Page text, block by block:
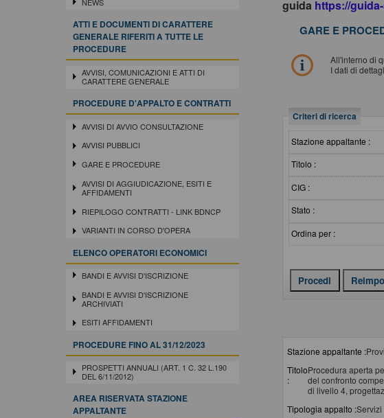
ATTI E DOCUMENTI DI CARATTERE
GENERALE RIFERITI A TUTTE LE
PROCEDURE
AVVISI, COMUNICAZIONI E ATTI DI
CARATTERE GENERALE
PROCEDURE D'APPALTO E CONTRATTI
AVVISI DI AVVIO CONSULTAZIONE
AVVISI PUBBLICI
GARE E PROCEDURE
AVVISI DI AGGIUDICAZIONE, ESITI E
AFFIDAMENTI
RIEPILOGO CONTRATTI - LINK BDNCP
VARIANTI IN CORSO D'OPERA
ELENCO OPERATORI ECONOMICI
BANDI E AVVISI D'ISCRIZIONE
BANDI E AVVISI D'ISCRIZIONE
ARCHIVIATI
ESITI AFFIDAMENTI
PROCEDURE FINO AL 31/12/2023
PROSPETTI ANNUALI (ART. 1 C. 32 L.190
DEL 6/11/2012)
AREA RISERVATA STAZIONE
APPALTANTE
guida https://
GARE E
All'interno di
I dati di
Criteri di ricerca
Stazione appaltante :
Titolo :
CIG :
Stato :
Ordina per :
Stazione appaltante :
Titolo
:
Procedura aperta
del confronto
di livello 4,
Tipologia appalto :Servizi